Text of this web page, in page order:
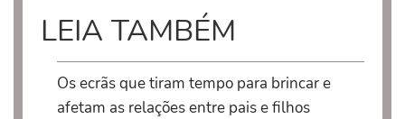
LEIA TAMBÉM
Os ecrãs que tiram tempo para brincar e
afetam as relações entre pais e filhos